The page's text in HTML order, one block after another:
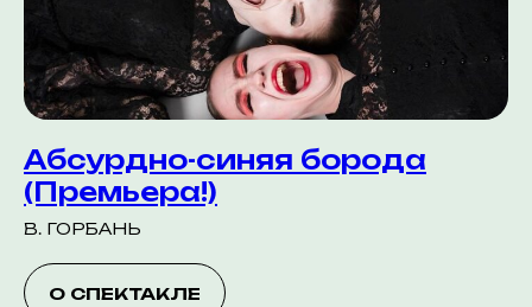
Абсурдно-синяя борода
(Премьера!)
В. ГОРБАНЬ
О СПЕКТАКЛЕ